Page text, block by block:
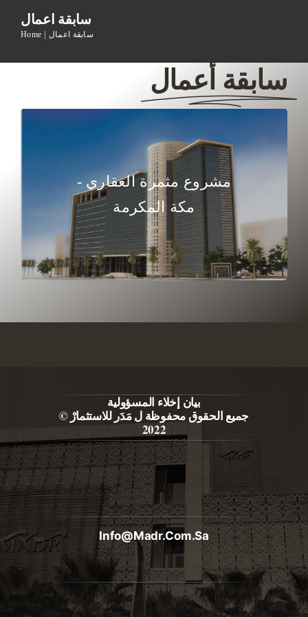
سابقة اعمال
Home سابقة اعمال
سابقة أعمال
مشروع مثمرة العقاري -
مكة المكرمة
بيان إخلاء المسؤولية
جميع الحقوق محفوظة ل مَدَر للاستثمارْ ©
2022
Info@madr.com.sa